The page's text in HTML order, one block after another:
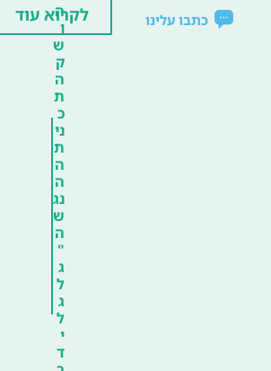
כתבו עלינו
ה
ו
ש
ק
ה
ת
כ
ני
ת
ה
ה
נג
ש
ה
"
ג
ל
ג
ל
י
ד
לקרוא עוד